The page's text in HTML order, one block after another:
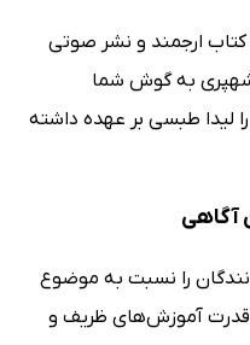
ارجمند و نشر صوتی
به گوش شما
لیدا طبسی بر عهده داشته
آگاهی
را نسبت به موضوع
قدرت آموزش‌های ظریف و